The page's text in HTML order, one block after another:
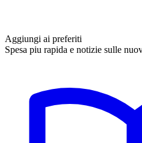
Aggiungi ai preferiti
Spesa piu rapida e notizie sulle